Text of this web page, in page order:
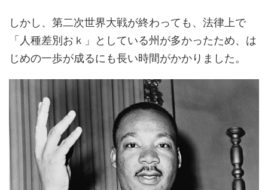
しかし、第二次世界大戦が終わっても、法律上で
「人種差別おｋ」としている州が多かったため、は
じめの一歩が成るにも長い時間がかかりました。